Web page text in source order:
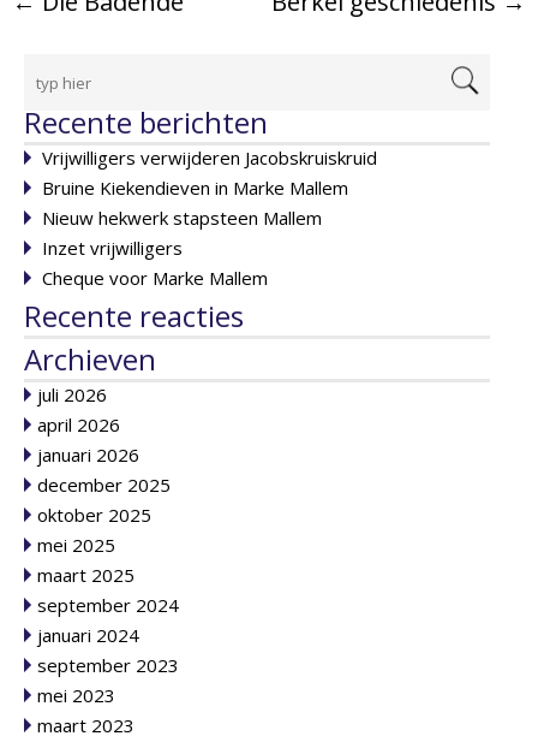
Recente berichten
Vrijwilligers verwijderen Jacobskruiskruid
Bruine Kiekendieven in Marke Mallem
Nieuw hekwerk stapsteen Mallem
Inzet vrijwilligers
Cheque voor Marke Mallem
Recente reacties
Archieven
juli 2026
april 2026
januari 2026
december 2025
oktober 2025
mei 2025
maart 2025
september 2024
januari 2024
september 2023
mei 2023
maart 2023